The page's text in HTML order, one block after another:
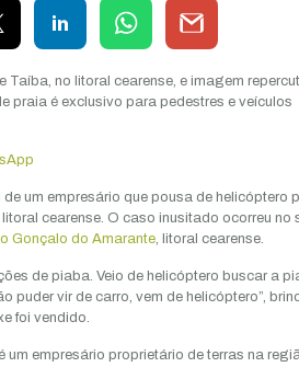
no litoral cearense, e imagem
praia é exclusivo para pedestres e veículos
um empresário que pousa de helicóptero
cearense. O caso inusitado ocorreu no
Gonçalo do Amarante, litoral cearense.
de piaba. Veio de helicóptero buscar a
puder vir de carro, vem de helicóptero”,
foi vendido.
empresário proprietário de terras na